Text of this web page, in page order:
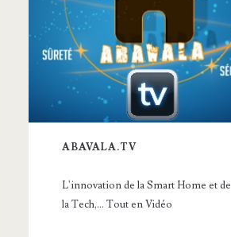
ABAVALA.TV
L'innovation de la Smart Home et de
la Tech,... Tout en Vidéo